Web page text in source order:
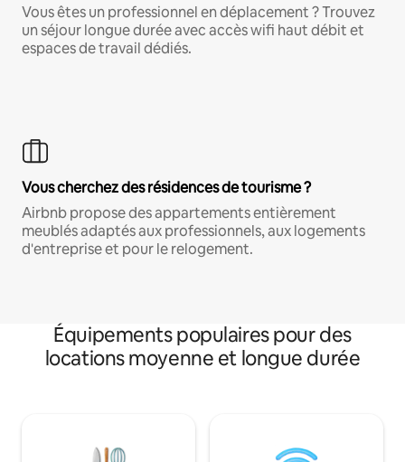
Vous êtes un professionnel en déplacement ? Trouvez
un séjour longue durée avec accès wifi haut débit et
espaces de travail dédiés.
Vous cherchez des résidences de tourisme ?
Airbnb propose des appartements entièrement
meublés adaptés aux professionnels, aux logements
d'entreprise et pour le relogement.
Équipements populaires pour des
locations moyenne et longue durée